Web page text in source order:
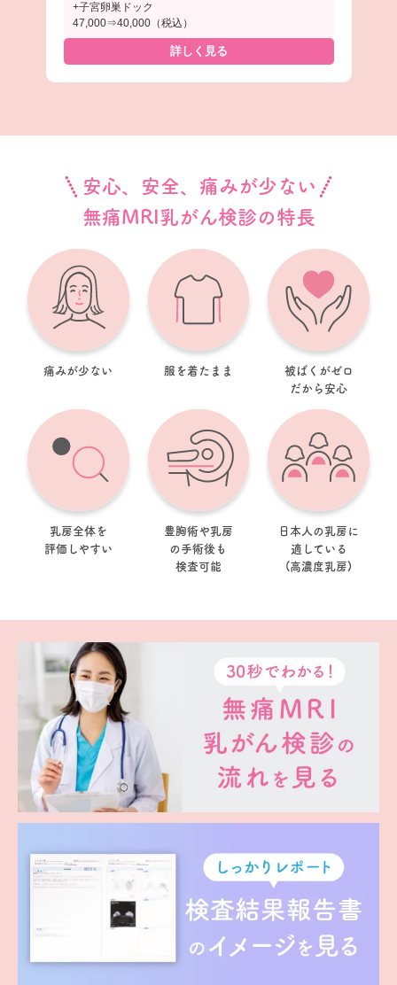
+子宮卵巣ドック
47,000⇒40,000（税込）
詳しく見る
安心、安全、痛みが少ない
無痛MRI乳がん検診の特長
痛みが少ない 服を着たまま
被ばくがゼロ
だから安心
乳房全体を
評価しやすい
豊胸術や乳房
の手術後も
検査可能
日本人の乳房に
適している
(高濃度乳房)